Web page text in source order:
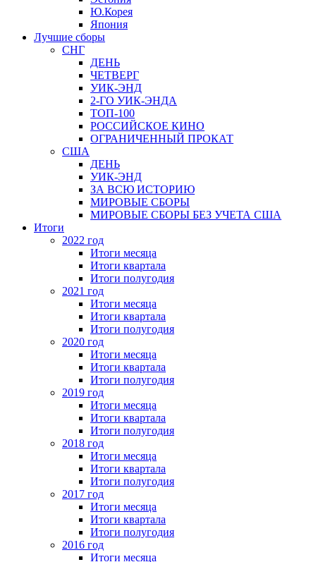
Ю.Корея
Япония
Лучшие сборы
СНГ
ДЕНЬ
ЧЕТВЕРГ
УИК-ЭНД
2-ГО УИК-ЭНДА
ТОП-100
РОССИЙСКОЕ КИНО
ОГРАНИЧЕННЫЙ ПРОКАТ
США
ДЕНЬ
УИК-ЭНД
ЗА ВСЮ ИСТОРИЮ
МИРОВЫЕ СБОРЫ
МИРОВЫЕ СБОРЫ БЕЗ УЧЕТА США
Итоги
2022 год
Итоги месяца
Итоги квартала
Итоги полугодия
2021 год
Итоги месяца
Итоги квартала
Итоги полугодия
2020 год
Итоги месяца
Итоги квартала
Итоги полугодия
2019 год
Итоги месяца
Итоги квартала
Итоги полугодия
2018 год
Итоги месяца
Итоги квартала
Итоги полугодия
2017 год
Итоги месяца
Итоги квартала
Итоги полугодия
2016 год
Итоги месяца